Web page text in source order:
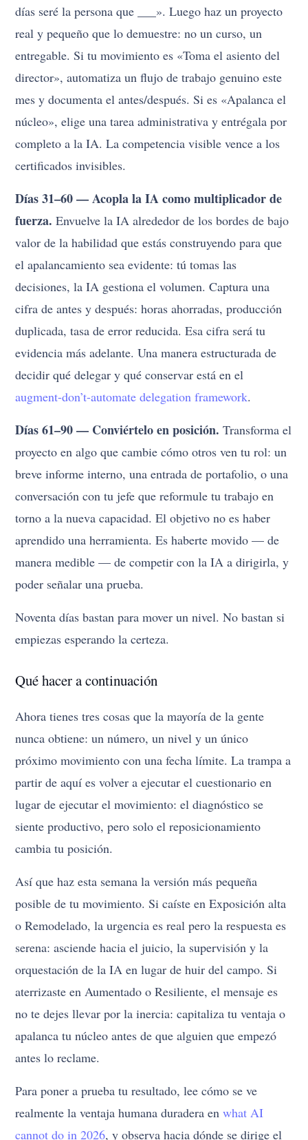
días seré la persona que ___». Luego haz un proyecto
real y pequeño que lo demuestre: no un curso, un
entregable. Si tu movimiento es «Toma el asiento del
director», automatiza un flujo de trabajo genuino este
mes y documenta el antes/después. Si es «Apalanca el
núcleo», elige una tarea administrativa y entrégala por
completo a la IA. La competencia visible vence a los
certificados invisibles.
Días 31–60 — Acopla la IA como multiplicador de
fuerza. Envuelve la IA alrededor de los bordes de bajo
valor de la habilidad que estás construyendo para que
el apalancamiento sea evidente: tú tomas las
decisiones, la IA gestiona el volumen. Captura una
cifra de antes y después: horas ahorradas, producción
duplicada, tasa de error reducida. Esa cifra será tu
evidencia más adelante. Una manera estructurada de
decidir qué delegar y qué conservar está en el
augment-don’t-automate delegation framework.
Días 61–90 — Conviértelo en posición. Transforma el
proyecto en algo que cambie cómo otros ven tu rol: un
breve informe interno, una entrada de portafolio, o una
conversación con tu jefe que reformule tu trabajo en
torno a la nueva capacidad. El objetivo no es haber
aprendido una herramienta. Es haberte movido — de
manera medible — de competir con la IA a dirigirla, y
poder señalar una prueba.
Noventa días bastan para mover un nivel. No bastan si
empiezas esperando la certeza.
Qué hacer a continuación
Ahora tienes tres cosas que la mayoría de la gente
nunca obtiene: un número, un nivel y un único
próximo movimiento con una fecha límite. La trampa a
partir de aquí es volver a ejecutar el cuestionario en
lugar de ejecutar el movimiento: el diagnóstico se
siente productivo, pero solo el reposicionamiento
cambia tu posición.
Así que haz esta semana la versión más pequeña
posible de tu movimiento. Si caíste en Exposición alta
o Remodelado, la urgencia es real pero la respuesta es
serena: asciende hacia el juicio, la supervisión y la
orquestación de la IA en lugar de huir del campo. Si
aterrizaste en Aumentado o Resiliente, el mensaje es
no te dejes llevar por la inercia: capitaliza tu ventaja o
apalanca tu núcleo antes de que alguien que empezó
antes lo reclame.
Para poner a prueba tu resultado, lee cómo se ve
realmente la ventaja humana duradera enwhat AI
cannot do in 2026, y observa hacia dónde se dirige el